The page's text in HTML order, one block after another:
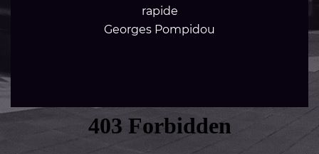
rapide
Georges Pompidou